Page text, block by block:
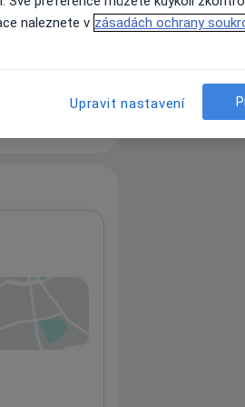
naleznete v zásadách ochrany
Upravit nastavení